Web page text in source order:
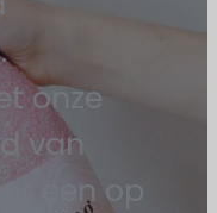
onze
van
een op